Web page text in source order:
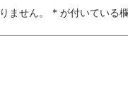
ません。 * が付いている